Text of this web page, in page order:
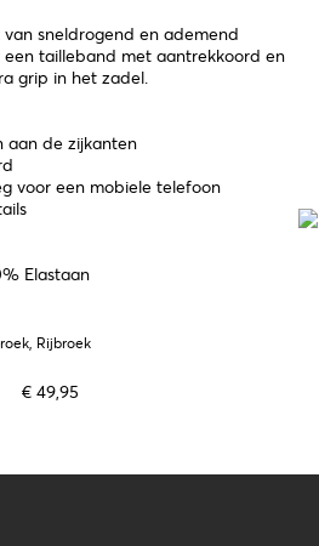
sneldrogend en ademend
tailleband met aantrekkoord en
grip in het zadel.
aan de zijkanten
voor een mobiele telefoon
Elastaan
Rijbroek
€ 49,95